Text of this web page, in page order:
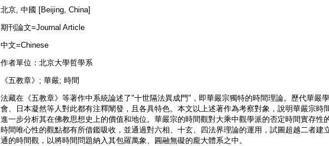
北京, 中國 [Beijing, China]
期刊論文=Journal Article
中文=Chinese
作者單位：北京大學哲學系
《五教章》; 華嚴; 時間
法藏在《五教章》等著作中系統論述了"十世隔法異成門"，即華嚴宗獨特的時間理論。歷代華嚴
會、日本凝然等人對此都有注釋闡發，且各具特色。本文以上述著作為考察對象，說明華嚴宗時
進一步分析其在佛教思想史上的價值和地位。華嚴宗的時間觀對大乘中觀學派的否定時間實存性
時間唯心性的觀點都有所借鑑吸收，並通過對六相、十玄、四法界理論的運用，試圖超越二者建
通的時間觀，以將時間問題納入其包羅萬象、圓融無礙的龐大體系之中。